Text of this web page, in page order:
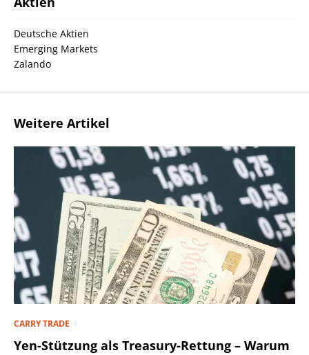
Deutsche Aktien
Emerging Markets
Zalando
Weitere Artikel
CARRY TRADE
Yen-Stützung als Treasury-Rettung – Warum